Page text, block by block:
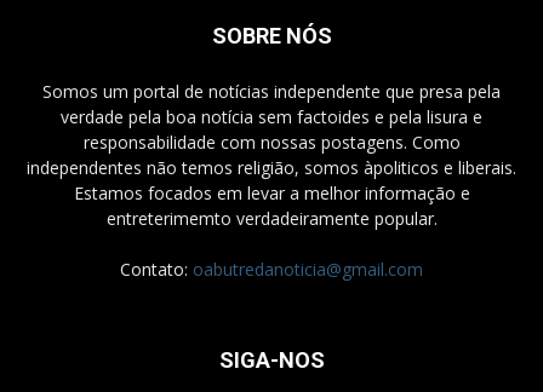
SOBRE NÓS
Somos um portal de notícias independente que presa pela
verdade pela boa notícia sem factoides e pela lisura e
responsabilidade com nossas postagens. Como
independentes não temos religião, somos àpoliticos e liberais.
Estamos focados em levar a melhor informação e
entreterimemto verdadeiramente popular.
Contato: oabutredanoticia@gmail.com
SIGA-NOS